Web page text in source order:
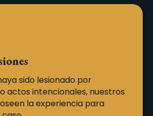
sido lesionado por
actos intencionales, nuestros
la experiencia para